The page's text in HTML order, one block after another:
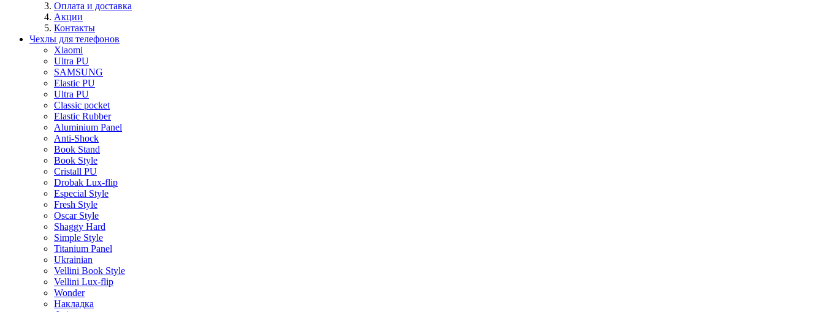
Оплата и доставка
Акции
Контакты
Чехлы для телефонов
Xiaomi
Ultra PU
SAMSUNG
Elastic PU
Ultra PU
Classic pocket
Elastic Rubber
Aluminium Panel
Anti-Shock
Book Stand
Book Style
Cristall PU
Drobak Lux-flip
Especial Style
Fresh Style
Oscar Style
Shaggy Hard
Simple Style
Titanium Panel
Ukrainian
Vellini Book Style
Vellini Lux-flip
Wonder
Накладка